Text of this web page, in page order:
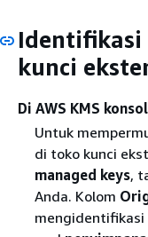
Identifikasi
kunci
Di AWS KMS konsol
Untuk
di toko kunci
managed keys,
Anda. Kolom
mengidentifikasi